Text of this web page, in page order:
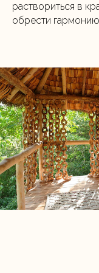
раствориться в
обрести